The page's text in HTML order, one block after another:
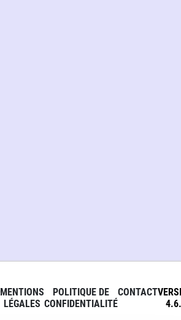
MENTIONS
LÉGALES
POLITIQUE DE
CONFIDENTIALITÉ
CONTACT